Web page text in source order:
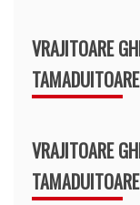
VRAJITOARE
VRAJITOARE